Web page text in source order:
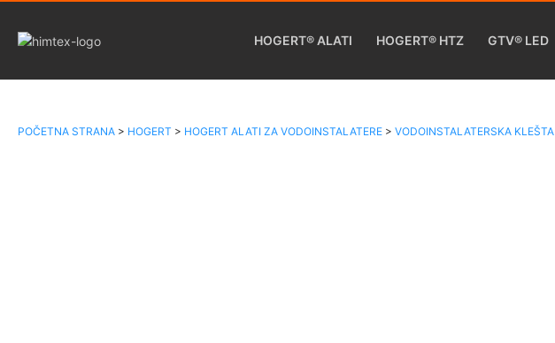
HOGERT® ALATI HOGERT® HTZ GTV® LED
POČETNA STRANA > HOGERT > HOGERT ALATI ZA VODOINSTALATERE > VODOINSTALATERSKA KLEŠTA